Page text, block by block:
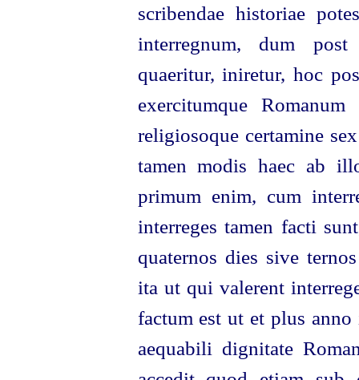
scribendae historiae
interregnum, dum
quaeritur, iniretur, hoc
exercitumque
religiosoque certamine
tamen modis haec ab
primum enim, cum
interreges tamen facti
quaternos dies sive
ita ut qui valerent
factum est ut et plus
aequabili dignitate